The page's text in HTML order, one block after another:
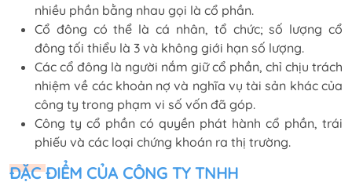
nhiều phần bằng nhau gọi là cổ phần.
Cổ đông có thể là cá nhân, tổ chức; số lượng cổ
đông tối thiểu là 3 và không giới hạn số lượng.
Các cổ đông là người nắm giữ cổ phần, chỉ chịu trách
nhiệm về các khoản nợ và nghĩa vụ tài sản khác của
công ty trong phạm vi số vốn đã góp.
Công ty cổ phần có quyền phát hành cổ phần, trái
phiếu và các loại chứng khoán ra thị trường.
ĐẶC ĐIỂM CỦA CÔNG TY TNHH